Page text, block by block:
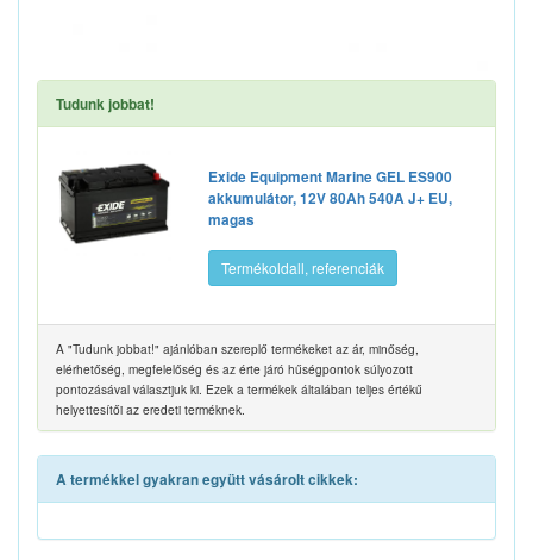
Tudunk jobbat!
Exide Equipment Marine GEL ES900
akkumulátor, 12V 80Ah 540A J+ EU,
magas
Termékoldall, referenciák
A "Tudunk jobbat!" ajánlóban szereplő termékeket az ár, minőség,
elérhetőség, megfelelőség és az érte járó hűségpontok súlyozott
pontozásával választjuk ki. Ezek a termékek általában teljes értékű
helyettesítői az eredeti terméknek.
A termékkel gyakran együtt vásárolt cikkek: